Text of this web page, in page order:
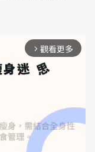
arrow_forward_ios 觀看更多